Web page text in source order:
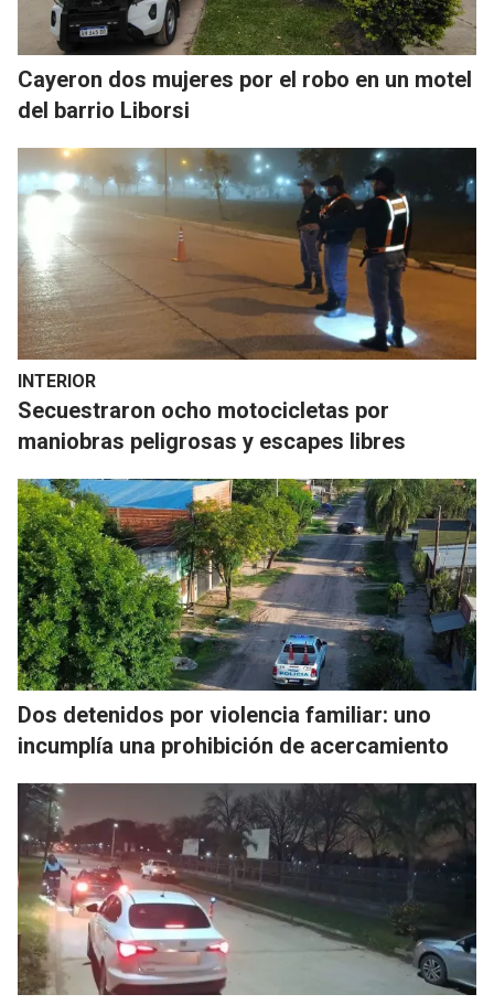
Cayeron dos mujeres por el robo en un motel
del barrio Liborsi
INTERIOR
Secuestraron ocho motocicletas por
maniobras peligrosas y escapes libres
Dos detenidos por violencia familiar: uno
incumplía una prohibición de acercamiento